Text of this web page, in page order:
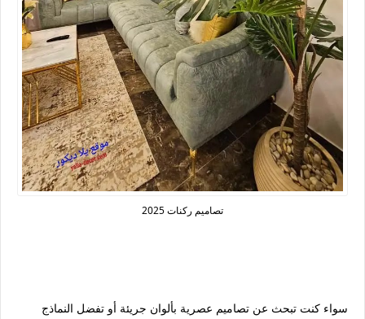
تصاميم ركنات 2025
سواء كنت تبحث عن تصاميم عصرية بألوان جريئة أو تفضل النماذج